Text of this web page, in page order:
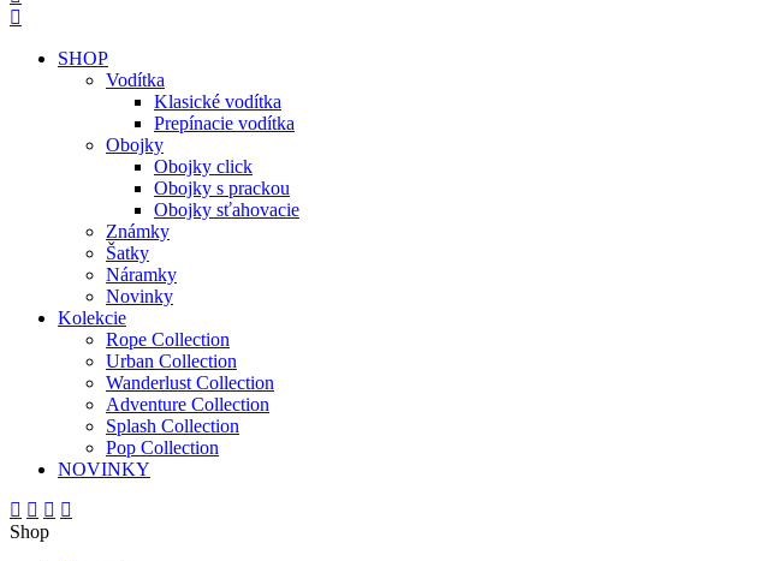
SHOP
Vodítka
Klasické vodítka
Prepínacie vodítka
Obojky
Obojky click
Obojky s prackou
Obojky sťahovacie
Známky
Šatky
Náramky
Novinky
Kolekcie
Rope Collection
Urban Collection
Wanderlust Collection
Adventure Collection
Splash Collection
Pop Collection
NOVINKY
Shop